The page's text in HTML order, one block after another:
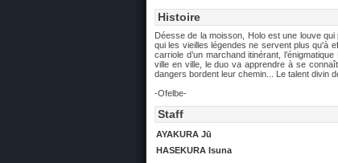
Histoire
Déesse de la moisson, Holo est une louve
qui les vieilles légendes ne servent plus qu'à
carriole d’un marchand itinérant,
ville en ville, le duo va apprendre à se
dangers bordent leur chemin... Le talent divin
-Ofelbe-
Staff
AYAKURA Jū
HASEKURA Isuna